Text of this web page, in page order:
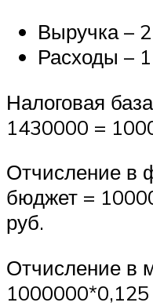
Выручка –
Расходы –
Налоговая
1430000 =
Отчисление в
бюджет =
руб.
Отчисление в